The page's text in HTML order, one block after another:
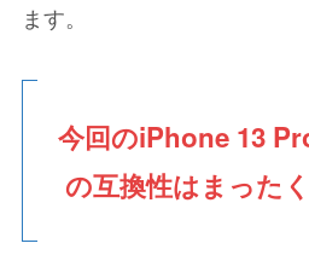
ます。
今回のiPhone 13
の互換性はまった